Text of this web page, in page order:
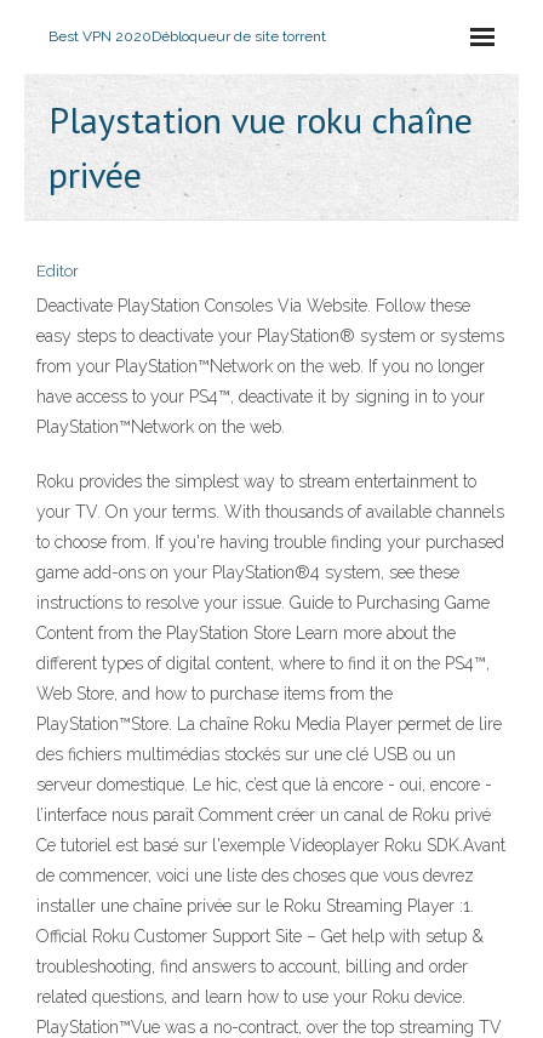
Best VPN 2020Débloqueur de site torrent
Playstation vue roku chaîne
privée
Editor
Deactivate PlayStation Consoles Via Website. Follow these
easy steps to deactivate your PlayStation® system or systems
from your PlayStation™Network on the web. If you no longer
have access to your PS4™, deactivate it by signing in to your
PlayStation™Network on the web.
Roku provides the simplest way to stream entertainment to
your TV. On your terms. With thousands of available channels
to choose from. If you're having trouble finding your purchased
game add-ons on your PlayStation®4 system, see these
instructions to resolve your issue. Guide to Purchasing Game
Content from the PlayStation Store Learn more about the
different types of digital content, where to find it on the PS4™,
Web Store, and how to purchase items from the
PlayStation™Store. La chaîne Roku Media Player permet de lire
des fichiers multimédias stockés sur une clé USB ou un
serveur domestique. Le hic, c’est que là encore - oui, encore -
l’interface nous paraît Comment créer un canal de Roku privé
Ce tutoriel est basé sur l'exemple Videoplayer Roku SDK.Avant
de commencer, voici une liste des choses que vous devrez
installer une chaîne privée sur le Roku Streaming Player :1.
Official Roku Customer Support Site – Get help with setup &
troubleshooting, find answers to account, billing and order
related questions, and learn how to use your Roku device.
PlayStation™Vue was a no-contract, over the top streaming TV